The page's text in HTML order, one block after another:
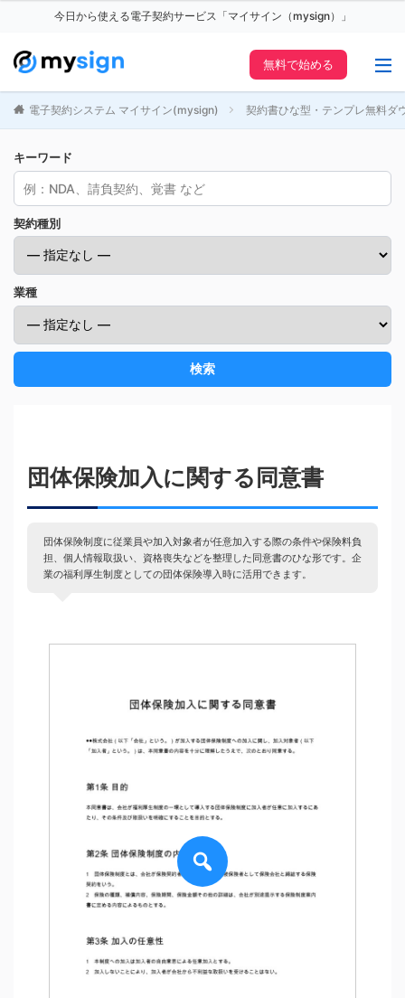
今日から使える電子契約サービス「マイサイン（mysign）」
無料で始める
電子契約システム マイサイン(mysign) 契約書ひな型・テンプレ無料ダ
キーワード
契約種別
業種
検索
団体保険加入に関する同意書
団体保険制度に従業員や加入対象者が任意加入する際の条件や保険料負
担、個人情報取扱い、資格喪失などを整理した同意書のひな形です。企
業の福利厚生制度としての団体保険導入時に活用できます。